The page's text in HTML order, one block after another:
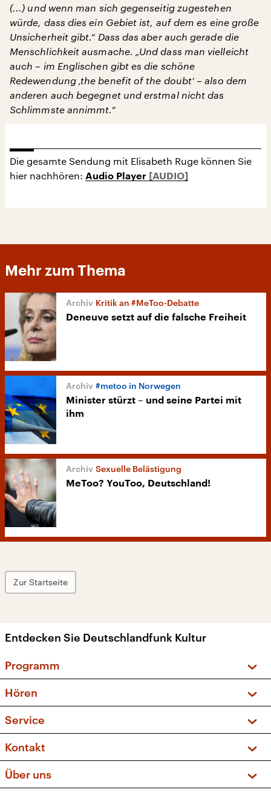
(...) und wenn man sich gegenseitig zugestehen
würde, dass dies ein Gebiet ist, auf dem es eine große
Unsicherheit gibt.“ Dass das aber auch gerade die
Menschlichkeit ausmache. „Und dass man vielleicht
auch – im Englischen gibt es die schöne
Redewendung ‚the benefit of the doubt‘ – also dem
anderen auch begegnet und erstmal nicht das
Schlimmste annimmt.“
Die gesamte Sendung mit Elisabeth Ruge können Sie
hier nachhören: Audio Player
Mehr zum Thema
Kritik an #MeToo-Debatte
Deneuve setzt auf die falsche Freiheit
#metoo in Norwegen
Minister stürzt – und seine Partei mit
ihm
Sexuelle Belästigung
MeToo? YouToo, Deutschland!
Zur Startseite
Entdecken Sie Deutschlandfunk Kultur
Programm
Sendungen und Podcasts
Musikliste
Kakadu – Das Kinderprogramm
Hören
Frequenzen (UKW + DAB+)
Service
FAQ
Apps
Newsletter
Kontakt
Social Media
Über uns